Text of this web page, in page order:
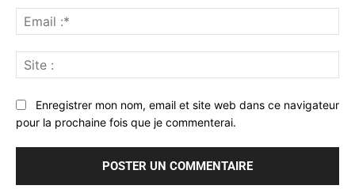
:*
:
Enregistrer mon nom, email et site web dans ce navigateur
pour la prochaine fois que je commenterai.